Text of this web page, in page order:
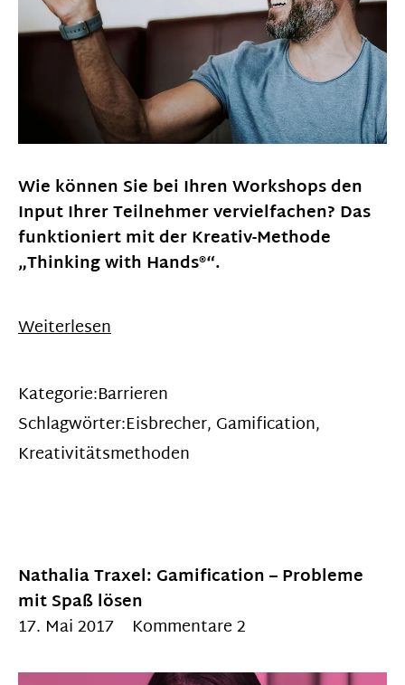
Wie können Sie bei Ihren Workshops den
Input Ihrer Teilnehmer vervielfachen? Das
funktioniert mit der Kreativ-Methode
„Thinking with Hands®“.
Weiterlesen
Kategorie:Barrieren
Schlagwörter:Eisbrecher, Gamification,
Kreativitätsmethoden
Nathalia Traxel: Gamification – Probleme
mit Spaß lösen
17. Mai 2017
Kommentare 2